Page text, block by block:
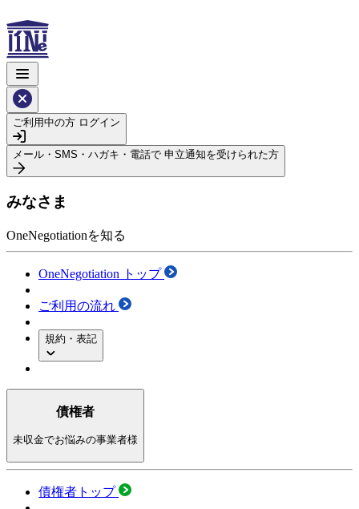
ご利用中の方 ログイン
メール・SMS・ハガキ・電話で 申立通知を受けられた方
みなさま
OneNegotiationを知る
OneNegotiation トップ
ご利用の流れ
規約・表記
債権者
未収金でお悩みの事業者様
債権者トップ